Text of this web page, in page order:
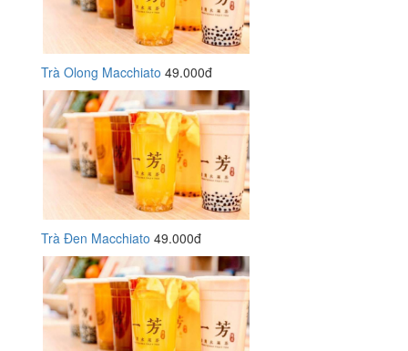
Trà Olong Macchiato 49.000đ
Trà Đen Macchiato 49.000đ